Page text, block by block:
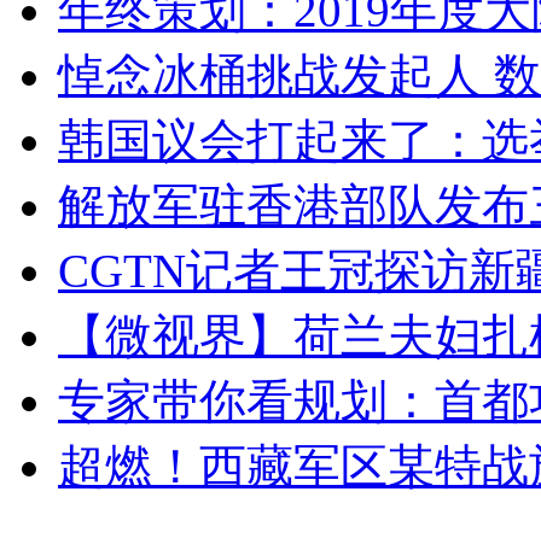
悼念冰桶挑战发起人
韩国议会打起来了：
解放军驻香港部队发
CGTN记者王冠探访新
【微视界】荷兰夫妇
专家带你看规划：首
超燃！西藏军区某特